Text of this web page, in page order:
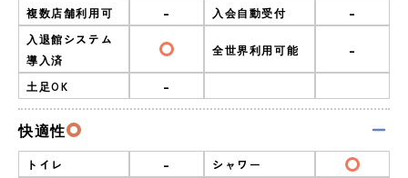
複数店舗利用可 - 入会自動受付 -
入退館システム
導入済
全世界利用可能 -
土足OK -
快適性
トイレ -
シャワー